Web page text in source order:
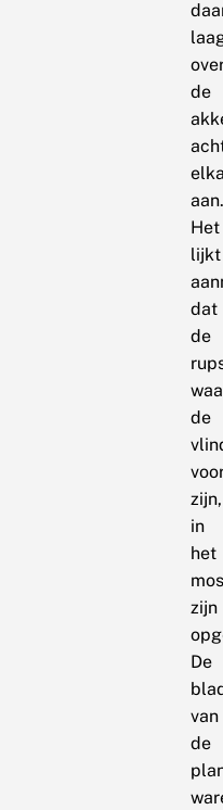
de
aan.
Het
lijkt
dat
de
de
zijn,
in
het
zijn
De
van
de